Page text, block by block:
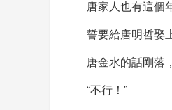
唐家人也有這個
誓要給唐明哲娶
唐金水的話剛落
“不行！”